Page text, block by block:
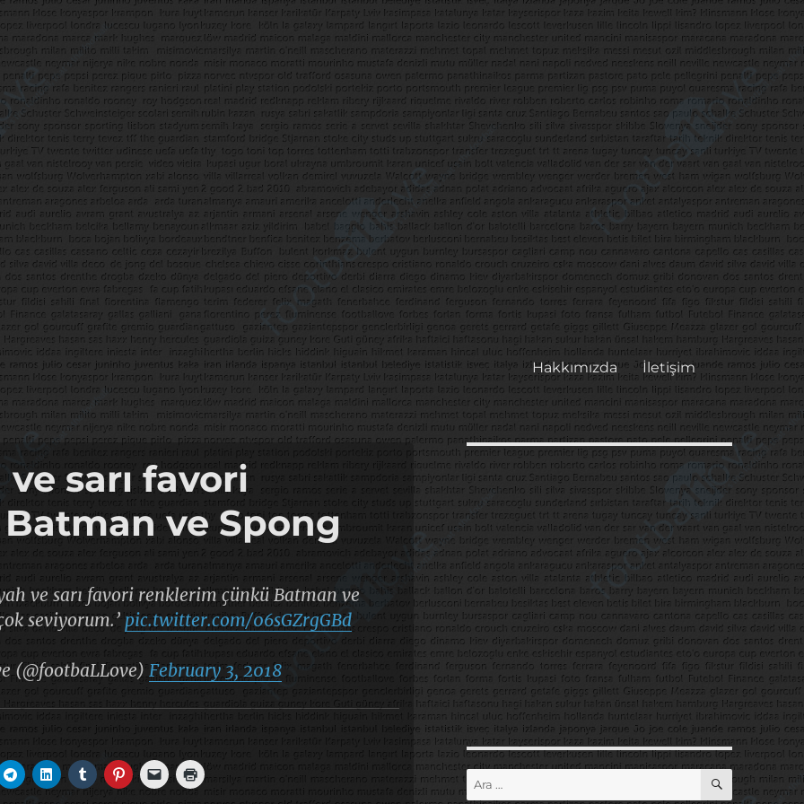
Hakkımızda İletişim
sarı favori
ve Spong
ve sarı favori renklerim çünkü Batman ve
seviyorum.’ pic.twitter.com/06sGZrgGBd
(@footbaLLove) February 3, 2018
Ara: ARA